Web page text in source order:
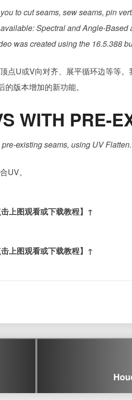
具
to cut seams, sew seams, pin
Spectral and Angle-
was created using the 16.5.388
U或V向对齐、展平循环边等等。
版本增加的新功能。
WITH PRE-
existing seams, using UV Flatten.
UV。
上图观看或下载教程】↑
上图观看或下载教程】↑